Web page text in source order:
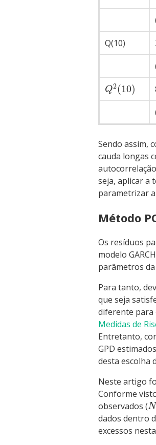
Q(10)
Q2(10)
Sendo assim,
cauda longas
seja, aplicar a
parametrizar
Método
Os resíduos
modelo
parâmetros
Para tanto,
que seja
diferente para
Medidas de
Entretanto,
GPD
desta escolha
Neste artigo
Conforme
observados (N
dados dentro
excessos